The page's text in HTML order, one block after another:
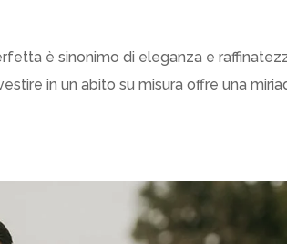
è sinonimo di eleganza e
in un abito su misura offre una